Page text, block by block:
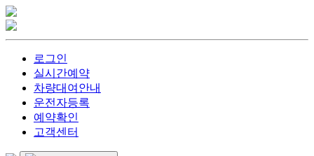
로그인
실시간예약
차량대여안내
운전자등록
예약확인
고객센터